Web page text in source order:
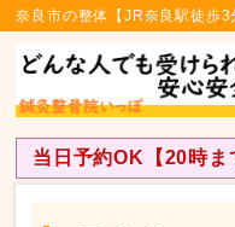
奈良市の整体【JR奈良駅徒歩
当日予約OK【20時ま